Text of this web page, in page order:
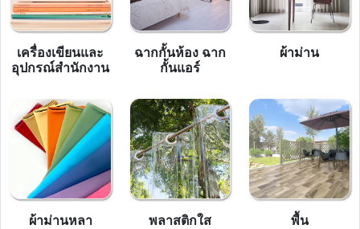
เครื่องเขียนและ
อุปกรณ์สำนักงาน
ฉากกั้นห้อง ฉาก
กั้นแอร์
ผ้าม่าน
ผ้าม่านหลา พลาสติกใส พื้น